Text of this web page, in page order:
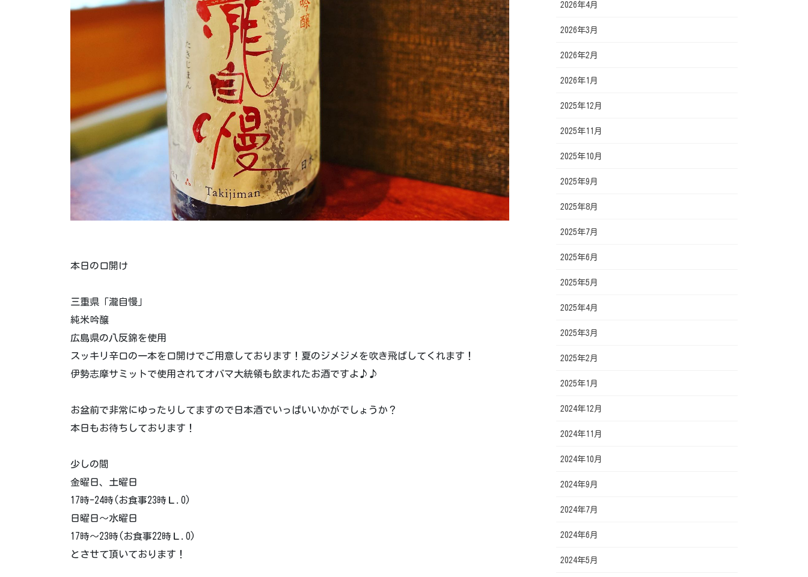
本日の口開け
三重県「瀧自慢」
純米吟醸
広島県の八反錦を使用
スッキリ辛口の一本を口開けでご用意しております！夏のジメジメを吹き飛ばしてくれます！
伊勢志摩サミットで使用されてオバマ大統領も飲まれたお酒ですよ♪♪
お盆前で非常にゆったりしてますので日本酒でいっぱいいかがでしょうか？
本日もお待ちしております！
少しの間
金曜日、土曜日
17時-24時(お食事23時Ｌ.O)
日曜日〜水曜日
17時〜23時(お食事22時Ｌ.O)
とさせて頂いております！
2026年4月
2026年3月
2026年2月
2026年1月
2025年12月
2025年11月
2025年10月
2025年9月
2025年8月
2025年7月
2025年6月
2025年5月
2025年4月
2025年3月
2025年2月
2025年1月
2024年12月
2024年11月
2024年10月
2024年9月
2024年7月
2024年6月
2024年5月